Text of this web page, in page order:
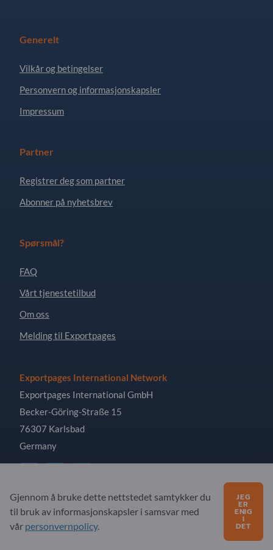
Generelt
Vilkår og betingelser
Personvern og informasjonskapsler
Impressum
Partner
Registrer deg som partner
Abonner på nyhetsbrev
Spørsmål?
FAQ
Vårt tjenestetilbud
Om oss
Melding til Exportpages
Exportpages International Network
Exportpages International GmbH
Becker-Göring-Straße 15
76307 Karlsbad
Germany
Copyright © 2026 Exportpages International GmbH. All
Rights Reserved.
Gjennom å bruke dette nettstedet samtykker du
til bruk av informasjonskapsler i samsvar med
vår personvernpolicy.
JEG
ER
ENIG
I
DET